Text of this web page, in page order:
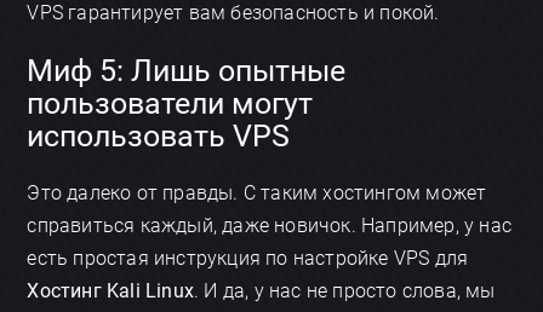
VPS гарантирует вам безопасность и покой.
Миф 5: Лишь опытные
пользователи могут
использовать VPS
Это далеко от правды. С таким хостингом может
справиться каждый, даже новичок. Например, у нас
есть простая инструкция по настройке VPS для
Хостинг Kali Linux. И да, у нас не просто слова, мы